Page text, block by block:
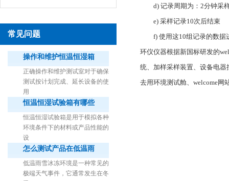
常见问题
操作和维护恒温恒湿箱
正确操作和维护测试室对于确保
测试按计划完成、延长设备的使
用
恒温恒湿试验箱有哪些
恒温恒湿试验箱是用于模拟各种
环境条件下的材料或产品性能的
设
怎么测试产品在低温雨
低温雨雪冰冻环境是一种常见的
极端天气事件，它通常发生在冬
d) 记录周期为：2分钟采
e) 采样记录10次后结束
f) 使用这10组记录的数据
环仪仪器根据新国标研发的
统、加样采样装置、设备电
去用环境测试舱、welcome网